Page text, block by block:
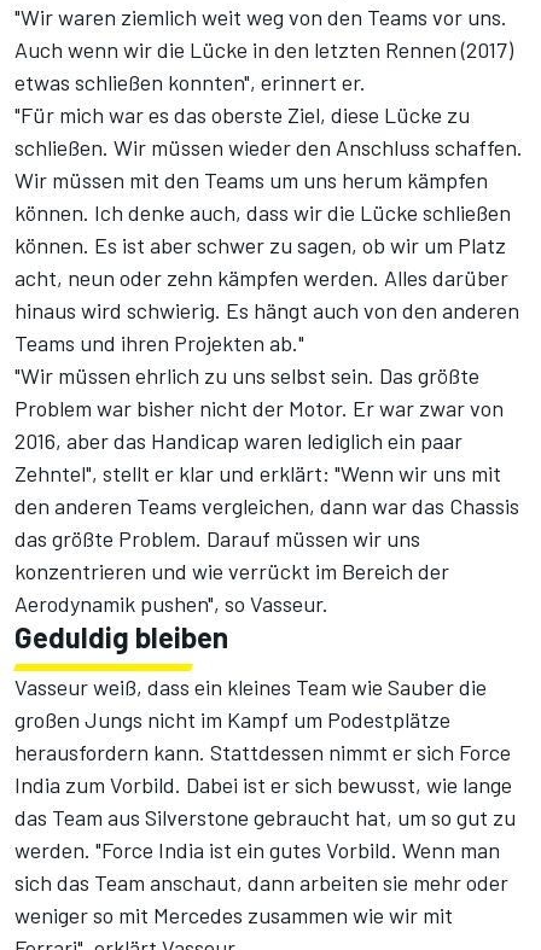
"Wir waren ziemlich weit weg von den Teams vor uns.
Auch wenn wir die Lücke in den letzten Rennen (2017)
etwas schließen konnten", erinnert er.
"Für mich war es das oberste Ziel, diese Lücke zu
schließen. Wir müssen wieder den Anschluss schaffen.
Wir müssen mit den Teams um uns herum kämpfen
können. Ich denke auch, dass wir die Lücke schließen
können. Es ist aber schwer zu sagen, ob wir um Platz
acht, neun oder zehn kämpfen werden. Alles darüber
hinaus wird schwierig. Es hängt auch von den anderen
Teams und ihren Projekten ab."
"Wir müssen ehrlich zu uns selbst sein. Das größte
Problem war bisher nicht der Motor. Er war zwar von
2016, aber das Handicap waren lediglich ein paar
Zehntel", stellt er klar und erklärt: "Wenn wir uns mit
den anderen Teams vergleichen, dann war das Chassis
das größte Problem. Darauf müssen wir uns
konzentrieren und wie verrückt im Bereich der
Aerodynamik pushen", so Vasseur.
Geduldig bleiben
Vasseur weiß, dass ein kleines Team wie Sauber die
großen Jungs nicht im Kampf um Podestplätze
herausfordern kann. Stattdessen nimmt er sich Force
India zum Vorbild. Dabei ist er sich bewusst, wie lange
das Team aus Silverstone gebraucht hat, um so gut zu
werden. "Force India ist ein gutes Vorbild. Wenn man
sich das Team anschaut, dann arbeiten sie mehr oder
weniger so mit Mercedes zusammen wie wir mit